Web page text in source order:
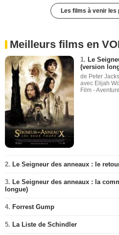
Les films à venir les
Meilleurs films en
1. Le
(version
de Peter
avec Elijah
Film - Aventure
2. Le Seigneur des anneaux : le
3. Le Seigneur des anneaux : la
longue)
4. Forrest Gump
5. La Liste de Schindler